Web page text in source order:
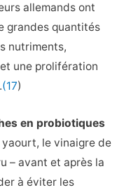
allemands ont
grandes quantités
nutriments,
une prolifération
(17)
en probiotiques
le vinaigre de
– avant et après la
à éviter les